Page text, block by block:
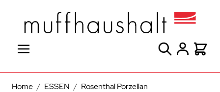
Suche
Home / ESSEN / Rosenthal Porzellan